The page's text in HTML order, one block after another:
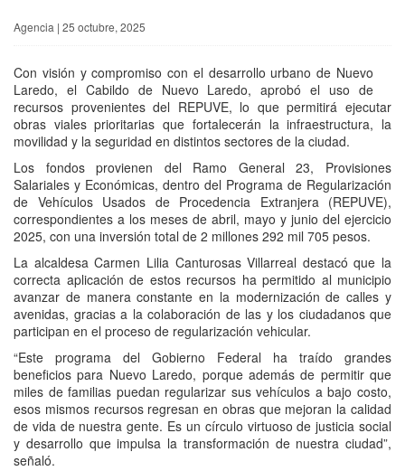
Agencia | 25 octubre, 2025
Con visión y compromiso con el desarrollo urbano de Nuevo
Laredo, el Cabildo de Nuevo Laredo, aprobó el uso de
recursos provenientes del REPUVE, lo que permitirá ejecutar
obras viales prioritarias que fortalecerán la infraestructura, la
movilidad y la seguridad en distintos sectores de la ciudad.
Los fondos provienen del Ramo General 23, Provisiones
Salariales y Económicas, dentro del Programa de Regularización
de Vehículos Usados de Procedencia Extranjera (REPUVE),
correspondientes a los meses de abril, mayo y junio del ejercicio
2025, con una inversión total de 2 millones 292 mil 705 pesos.
La alcaldesa Carmen Lilia Canturosas Villarreal destacó que la
correcta aplicación de estos recursos ha permitido al municipio
avanzar de manera constante en la modernización de calles y
avenidas, gracias a la colaboración de las y los ciudadanos que
participan en el proceso de regularización vehicular.
“Este programa del Gobierno Federal ha traído grandes
beneficios para Nuevo Laredo, porque además de permitir que
miles de familias puedan regularizar sus vehículos a bajo costo,
esos mismos recursos regresan en obras que mejoran la calidad
de vida de nuestra gente. Es un círculo virtuoso de justicia social
y desarrollo que impulsa la transformación de nuestra ciudad”,
señaló.